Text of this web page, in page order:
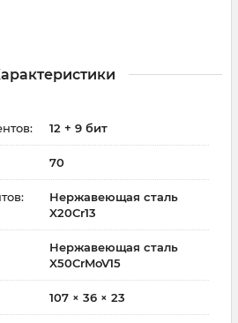
12 + 9 бит
70
Нержавеющая сталь
X20Cr13
Нержавеющая сталь
X50CrMoV15
107 × 36 × 23